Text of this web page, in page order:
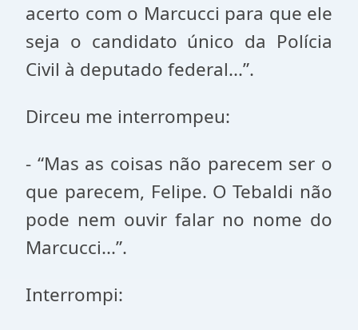
acerto com o Marcucci para que ele
seja o candidato único da Polícia
Civil à deputado federal...”.
Dirceu me interrompeu:
- “Mas as coisas não parecem ser o
que parecem, Felipe. O Tebaldi não
pode nem ouvir falar no nome do
Marcucci...”.
Interrompi: